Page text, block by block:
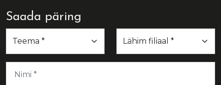
Saada päring